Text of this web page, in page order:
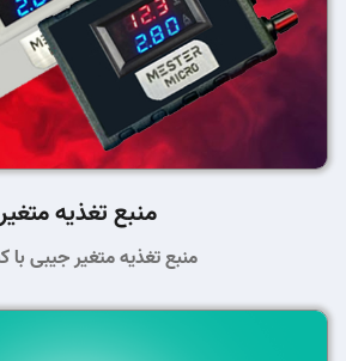
منبع تغذیه متغیر
منبع تغذیه متغیر جیبی با